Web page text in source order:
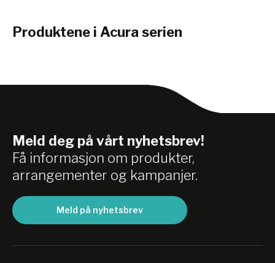
Produktene i Acura serien
Meld deg på vårt nyhetsbrev!
Få informasjon om produkter,
arrangementer og kampanjer.
Meld på nyhetsbrev